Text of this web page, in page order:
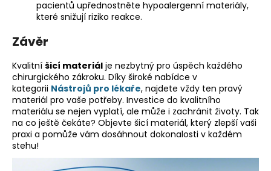
pacientů upřednostněte hypoalergenní materiály,
které snižují riziko reakce.
Závěr
Kvalitní šicí materiál je nezbytný pro úspěch každého
chirurgického zákroku. Díky široké nabídce v
kategorii Nástrojů pro lékaře, najdete vždy ten pravý
materiál pro vaše potřeby. Investice do kvalitního
materiálu se nejen vyplatí, ale může i zachránit životy. Tak
na co ještě čekáte? Objevte šicí materiál, který zlepší vaši
praxi a pomůže vám dosáhnout dokonalosti v každém
stehu!